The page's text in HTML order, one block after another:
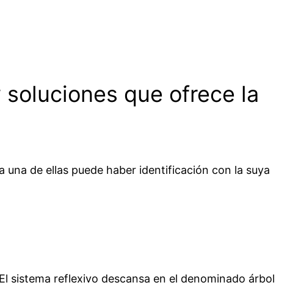
que ofrece la
de ellas puede haber identificación con la suya
sistema reflexivo descansa en el denominado árbol